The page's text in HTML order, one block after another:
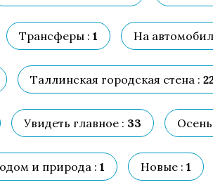
Трансферы : 1 На
Таллинская городская стена :
Увидеть главное : 33
и природа : 1 Новые : 1